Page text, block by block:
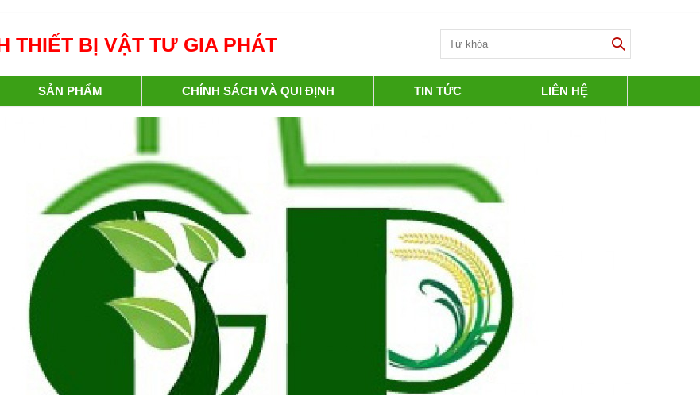
THIẾT BỊ VẬT TƯ GIA PHÁT
SẢN PHẨM CHÍNH SÁCH VÀ QUI ĐỊNH TIN TỨC LIÊN HỆ